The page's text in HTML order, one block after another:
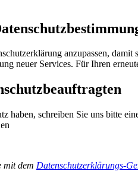
anzupassen,
neuer Services. Für Ihren
haben, schreiben Sie uns bitte
mit dem Datenschutzerklärungs-